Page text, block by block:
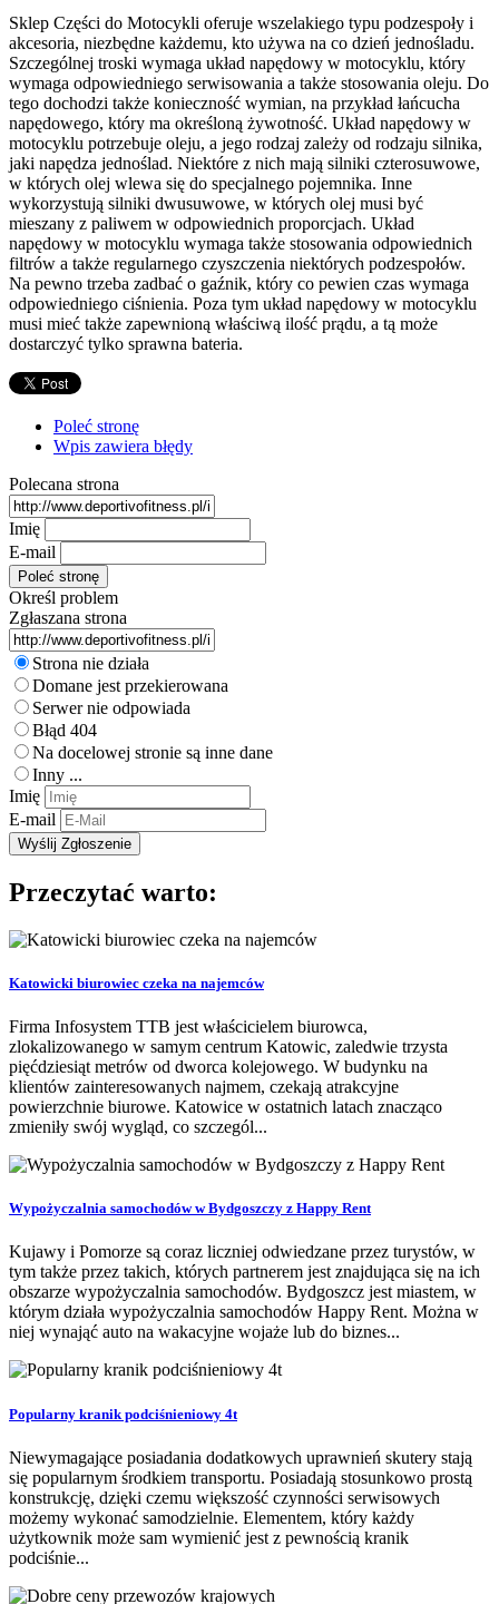
Sklep Części do Motocykli oferuje wszelakiego typu podzespoły i
akcesoria, niezbędne każdemu, kto używa na co dzień jednośladu.
Szczególnej troski wymaga układ napędowy w motocyklu, który
wymaga odpowiedniego serwisowania a także stosowania oleju. Do
tego dochodzi także konieczność wymian, na przykład łańcucha
napędowego, który ma określoną żywotność. Układ napędowy w
motocyklu potrzebuje oleju, a jego rodzaj zależy od rodzaju silnika,
jaki napędza jednoślad. Niektóre z nich mają silniki czterosuwowe,
w których olej wlewa się do specjalnego pojemnika. Inne
wykorzystują silniki dwusuwowe, w których olej musi być
mieszany z paliwem w odpowiednich proporcjach. Układ
napędowy w motocyklu wymaga także stosowania odpowiednich
filtrów a także regularnego czyszczenia niektórych podzespołów.
Na pewno trzeba zadbać o gaźnik, który co pewien czas wymaga
odpowiedniego ciśnienia. Poza tym układ napędowy w motocyklu
musi mieć także zapewnioną właściwą ilość prądu, a tą może
dostarczyć tylko sprawna bateria.
Poleć stronę
Wpis zawiera błędy
Polecana strona
Imię
E-mail
Określ problem
Zgłaszana strona
Strona nie działa
Domane jest przekierowana
Serwer nie odpowiada
Błąd 404
Na docelowej stronie są inne dane
Inny ...
Imię
E-mail
Przeczytać warto:
Katowicki biurowiec czeka na najemców
Firma Infosystem TTB jest właścicielem biurowca,
zlokalizowanego w samym centrum Katowic, zaledwie trzysta
pięćdziesiąt metrów od dworca kolejowego. W budynku na
klientów zainteresowanych najmem, czekają atrakcyjne
powierzchnie biurowe. Katowice w ostatnich latach znacząco
zmieniły swój wygląd, co szczegól...
Wypożyczalnia samochodów w Bydgoszczy z Happy Rent
Kujawy i Pomorze są coraz liczniej odwiedzane przez turystów, w
tym także przez takich, których partnerem jest znajdująca się na ich
obszarze wypożyczalnia samochodów. Bydgoszcz jest miastem, w
którym działa wypożyczalnia samochodów Happy Rent. Można w
niej wynająć auto na wakacyjne wojaże lub do biznes...
Popularny kranik podciśnieniowy 4t
Niewymagające posiadania dodatkowych uprawnień skutery stają
się popularnym środkiem transportu. Posiadają stosunkowo prostą
konstrukcję, dzięki czemu większość czynności serwisowych
możemy wykonać samodzielnie. Elementem, który każdy
użytkownik może sam wymienić jest z pewnością kranik
podciśnie...